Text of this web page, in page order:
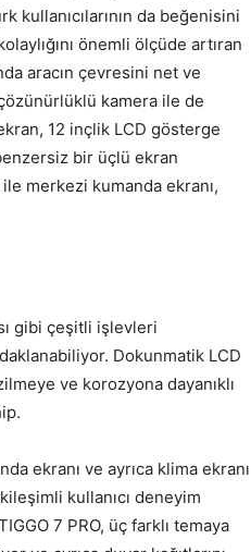
kullanıcılarının da beğenisini
önemli ölçüde artıran
aracın çevresini net ve
kamera ile de
12 inçlik LCD gösterge
bir üçlü ekran
merkezi kumanda ekranı,
gibi çeşitli işlevleri
Dokunmatik LCD
ve korozyona dayanıklı
ekranı ve ayrıca klima ekranı
kullanıcı deneyim
7 PRO, üç farklı temaya